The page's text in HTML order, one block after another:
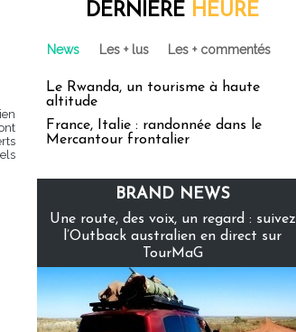
DERNIÈRE HEURE
News Les + lus Les + commentés
Le Rwanda, un tourisme à haute
altitude
France, Italie : randonnée dans le
Mercantour frontalier
BRAND NEWS
Une route, des voix, un regard : suivez
l’Outback australien en direct sur
TourMaG